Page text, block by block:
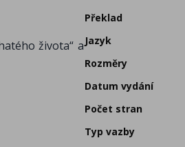
života“ a
Překlad
Jazyk
Rozměry
Datum vydání
Počet stran
Typ vazby